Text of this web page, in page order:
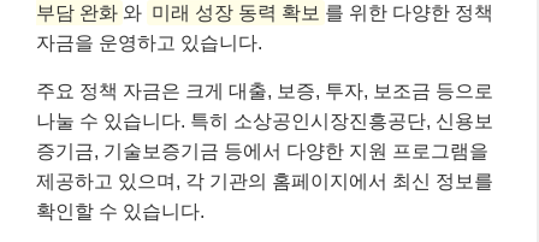
부담 완화 와 미래 성장 동력 확보 를 위한 다양한 정책
자금을 운영하고 있습니다.
주요 정책 자금은 크게 대출, 보증, 투자, 보조금 등으로
나눌 수 있습니다. 특히 소상공인시장진흥공단, 신용보
증기금, 기술보증기금 등에서 다양한 지원 프로그램을
제공하고 있으며, 각 기관의 홈페이지에서 최신 정보를
확인할 수 있습니다.